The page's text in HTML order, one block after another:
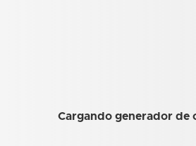
Cargando generador de